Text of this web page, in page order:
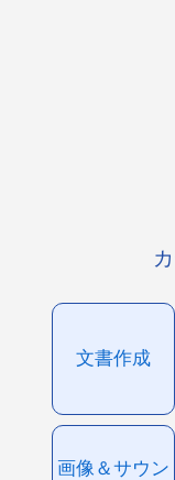
文書作成
画像＆サウン